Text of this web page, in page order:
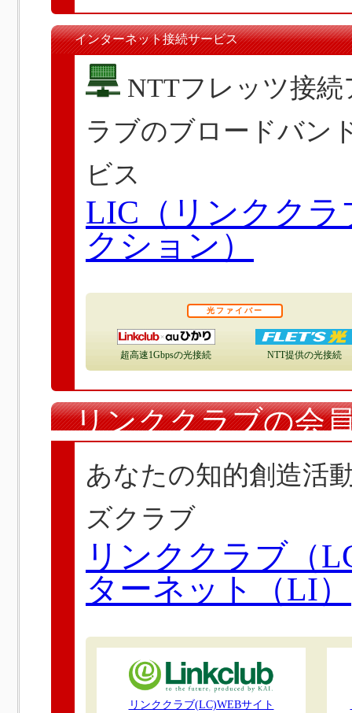
インターネット接続サービス
NTTフレッツ接
ラブのブロードバン
ビス
LIC（リンクク
クション）
光ファイバー
超高速1Gbpsの光接続 NTT提供の光接続
リンククラブの会
あなたの知的創造活
ズクラブ
リンククラブ（
ターネット（LI）
リンククラブ(LC)WEBサイト